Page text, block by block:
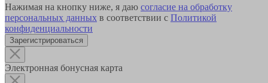
Нажимая на кнопку ниже, я даю согласие на обработку
персональных данных в соответствии с Политикой
конфиденциальности
Зарегистрироваться
Электронная бонусная карта